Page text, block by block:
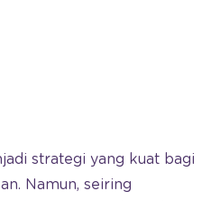
strategi yang kuat bagi
Namun, seiring